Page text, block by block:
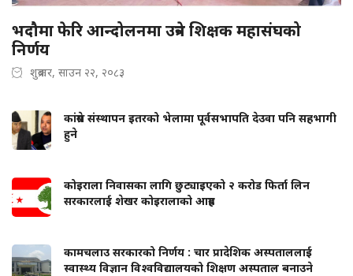
भदौमा फेरि आन्दोलनमा उत्रने शिक्षक महासंघको
निर्णय
शुक्रबार, साउन २२, २०८३
कांग्रेस संस्थापन इतरको भेलामा पूर्वसभापति देउवा पनि सहभागी
हुने
कोइराला निवासका लागि छुट्याइएको २ करोड फिर्ता लिन
सरकारलाई शेखर कोइरालाको आग्रह
कामचलाउ सरकारको निर्णय : चार प्रादेशिक अस्पताललाई
स्वास्थ्य विज्ञान विश्वविद्यालयको शिक्षण अस्पताल बनाउने